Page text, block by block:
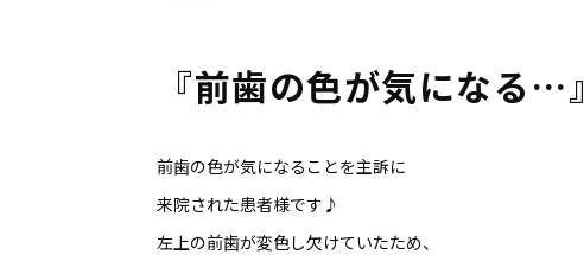
『前歯の色が気になる…』
前歯の色が気になることを主訴に
来院された患者様です♪
左上の前歯が変色し欠けていたため、